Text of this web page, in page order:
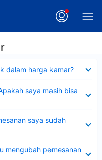
dalam harga kamar?
saya masih bisa
saya sudah
mengubah pemesanan